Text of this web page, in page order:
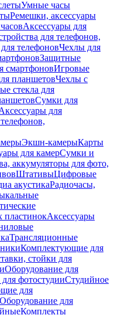
Умные часы
Ремешки, аксессуары
Аксессуары для
для телефонов,
телефоновЧехлы для
Защитные
смартфоновИгровые
планшетовЧехлы с
стекла для
Сумки для
для
Экшн-камерыКарты
для камерСумки и
аккумуляторы для фото,
ШтативыЦифровые
акустикаРадиочасы,
пластинокАксессуары
Трансляционные
Комплектующие для
стойки для
Оборудование для
фотостудииСтудийное
для
Оборудование для
Комплекты